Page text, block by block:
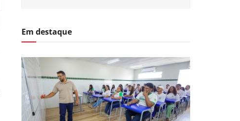
Em destaque